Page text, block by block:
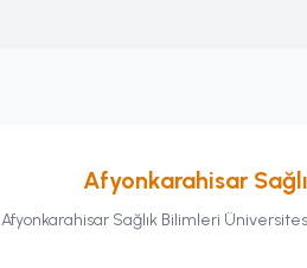
Afyonkarahisar
Afyonkarahisar Sağlık Bilimleri